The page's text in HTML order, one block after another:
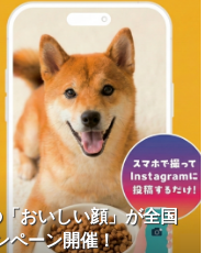
おいしい顔」が全国
ペーン開催！